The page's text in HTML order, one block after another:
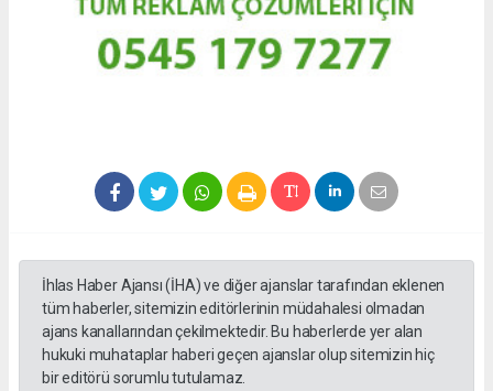
İhlas Haber Ajansı (İHA) ve diğer ajanslar tarafından eklenen
tüm haberler, sitemizin editörlerinin müdahalesi olmadan
ajans kanallarından çekilmektedir. Bu haberlerde yer alan
hukuki muhataplar haberi geçen ajanslar olup sitemizin hiç
bir editörü sorumlu tutulamaz.